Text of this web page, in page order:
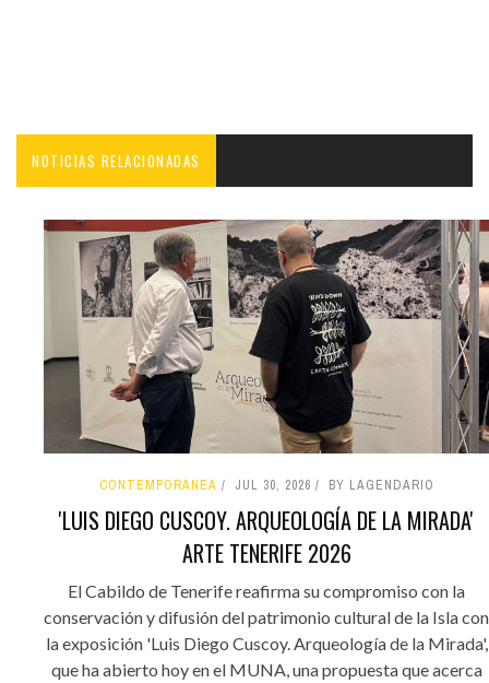
NOTICIAS RELACIONADAS
CONTEMPORÁNEA JUL 30, 2026 BY LAGENDARIO
'LUIS DIEGO CUSCOY. ARQUEOLOGÍA DE LA MIRADA'
ARTE TENERIFE 2026
El Cabildo de Tenerife reafirma su compromiso con la
conservación y difusión del patrimonio cultural de la Isla con
la exposición 'Luis Diego Cuscoy. Arqueología de la Mirada',
que ha abierto hoy en el MUNA, una propuesta que acerca